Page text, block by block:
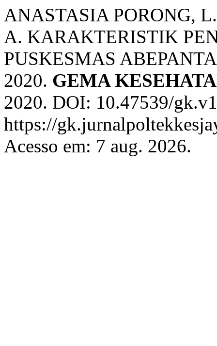
ANASTASIA PORONG,
A. KARAKTERISTIK
PUSKESMAS
2020. GEMA
2020. DOI: 10.47539/
https://
Acesso em: 7 aug. 2026.